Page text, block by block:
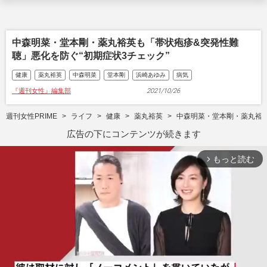
中森明菜・堂本剛・薬丸裕英も「帯状疱疹&突発性難
聴」悪化を防ぐ“初期症状3チェック”
健康 薬丸裕英 中森明菜 堂本剛 浜崎あゆみ 病気
『週刊女性』編集部 2021/10/26
週刊女性PRIME ライフ 健康 薬丸裕英 中森明菜・堂本剛・薬丸裕
広告の下にコンテンツが続きます
arrow_forward_ios もっと読む